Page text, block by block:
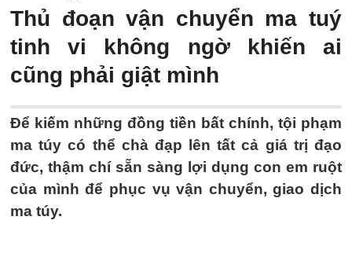
Thủ đoạn vận chuyển ma tuý
tinh vi không ngờ khiến ai
cũng phải giật mình
Để kiếm những đồng tiền bất chính, tội phạm
ma túy có thể chà đạp lên tất cả giá trị đạo
đức, thậm chí sẵn sàng lợi dụng con em ruột
của mình để phục vụ vận chuyển, giao dịch
ma túy.